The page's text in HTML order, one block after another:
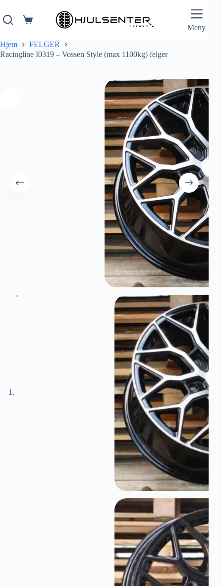
innholdetHandlekurv Meny
Hjem
FELGER
Racingline I0319 – Vossen Style (max 1100kg) felger